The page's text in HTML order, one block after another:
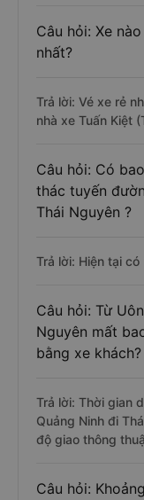
Câu hỏi: Xe
nhất?
Trả lời: Vé xe rẻ
nhà xe Tuấn Kiệt
Câu hỏi: Có
thác tuyến
Thái Nguyên ?
Trả lời: Hiện tại
Câu hỏi: Từ
Nguyên mất
bằng xe khách?
Trả lời: Thời gian
Quảng Ninh đi
độ giao thông
Câu hỏi: